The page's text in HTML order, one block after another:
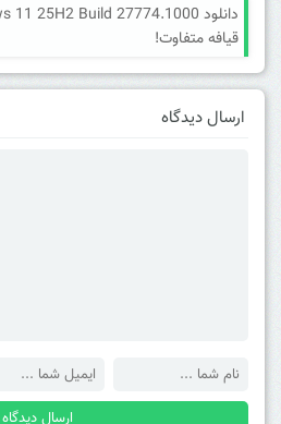
قیافه متفاوت!
ارسال دیدگاه